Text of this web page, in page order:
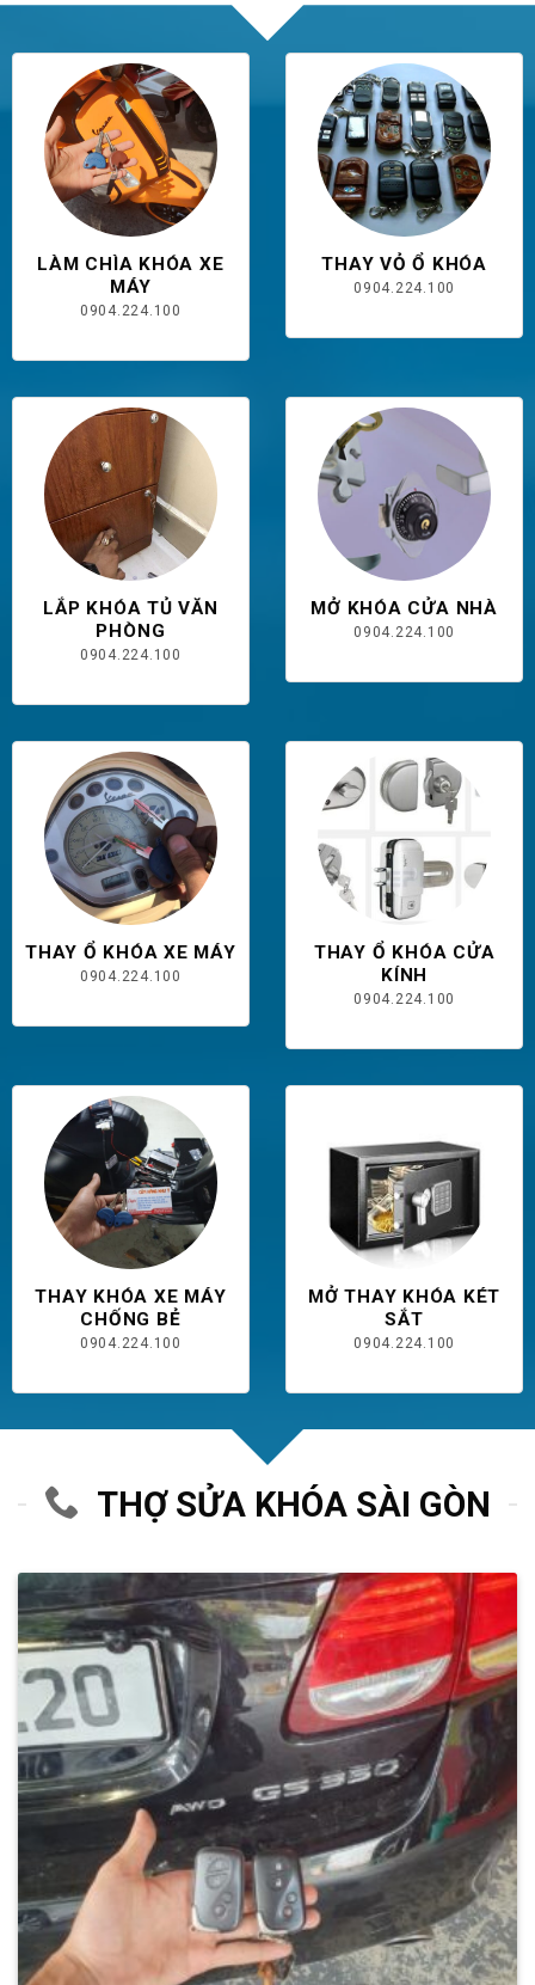
LÀM CHÌA KHÓA XE
MÁY
0904.224.100
THAY VỎ Ổ KHÓA
0904.224.100
LẮP KHÓA TỦ VĂN
PHÒNG
0904.224.100
MỞ KHÓA CỬA NHÀ
0904.224.100
THAY Ổ KHÓA XE MÁY
0904.224.100
THAY Ổ KHÓA CỬA
KÍNH
0904.224.100
THAY KHÓA XE MÁY
CHỐNG BẺ
0904.224.100
MỞ THAY KHÓA KÉT
SẮT
0904.224.100
THỢ SỬA KHÓA SÀI GÒN